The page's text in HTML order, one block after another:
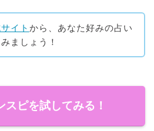
イト から、あなた好みの占い
ましょう！
スピを試してみる！